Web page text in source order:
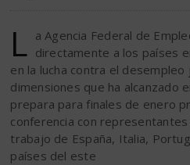
L a Agencia Federal de
directamente a los países
en la lucha contra el
dimensiones que ha alcanzado
prepara para finales de enero
conferencia con
trabajo de España, Italia,
países del este